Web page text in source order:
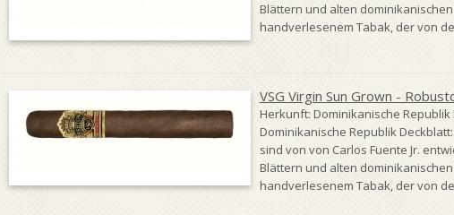
Blättern und alten
handverlesenem Tabak, der von
VSG Virgin Sun Grown -
Herkunft: Dominikanische
Dominikanische Republik
sind von von Carlos Fuente Jr.
Blättern und alten
handverlesenem Tabak, der von